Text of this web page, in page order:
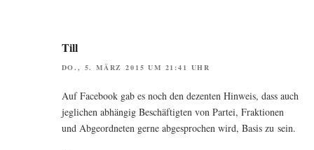
Till
DO., 5. MÄRZ 2015 UM 21:41 UHR
Auf Face­book gab es noch den dezen­ten Hin­weis, dass auch
jeg­li­chen abhän­gig Beschäf­tig­ten von Par­tei, Frak­tio­nen
und Abge­ord­ne­ten ger­ne abge­spro­chen wird, Basis zu sein.